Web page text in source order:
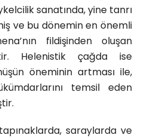
sanatında, yine tanrı
ve bu dönemin en önemli
fildişinden oluşan
Helenistik çağda ise
öneminin artması ile,
temsil eden
saraylarda ve